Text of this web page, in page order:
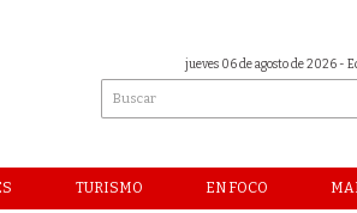
jueves 06 de agosto de 2026 -
TURISMO EN FOCO